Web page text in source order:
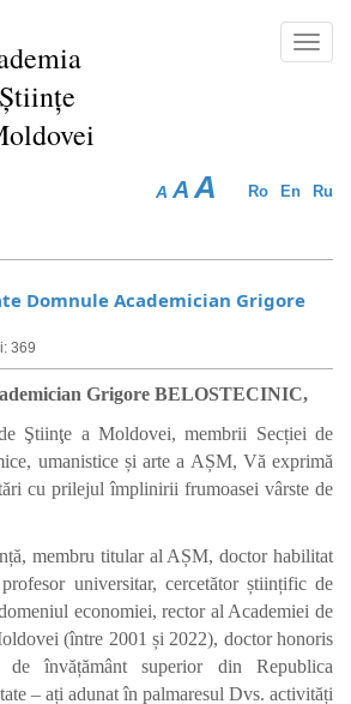
Ro En Ru
A A A
Domnule Academician Grigore
369
Grigore BELOSTECINIC,
Ştiinţe a Moldovei, membrii Secției de
umanistice și arte a AȘM, Vă exprimă
cu prilejul împlinirii frumoasei vârste de
membru titular al AȘM,doctor habilitat
universitar, cercetător științific de
economiei, rector al Academiei de
(între 2001 și 2022), doctor honoris
învățământ superior din Republica
– ați adunat în palmaresul Dvs. activități